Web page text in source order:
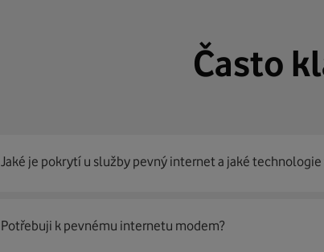
Často
Jaké je pokrytí u služby pevný internet a jaké
Pevný internet můžeme nabídnout99 % českých
Potřebuji k pevnému internetu modem?